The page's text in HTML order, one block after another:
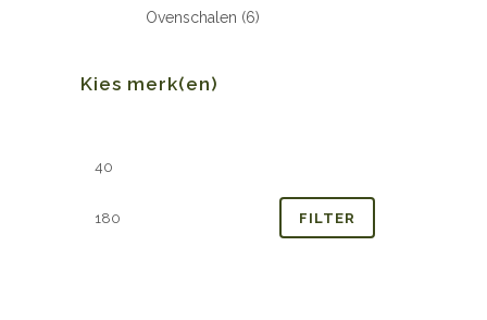
Ovenschalen (6)
Kies merk(en)
FILTER